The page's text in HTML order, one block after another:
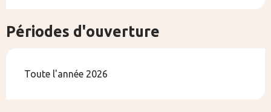
Périodes d'ouverture
Toute l'année 2026